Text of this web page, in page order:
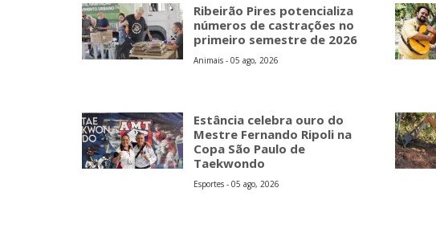
Ribeirão Pires potencializa
números de castrações no
primeiro semestre de 2026
Animais - 05 ago, 2026
Estância celebra ouro do
Mestre Fernando Ripoli na
Copa São Paulo de
Taekwondo
Esportes - 05 ago, 2026